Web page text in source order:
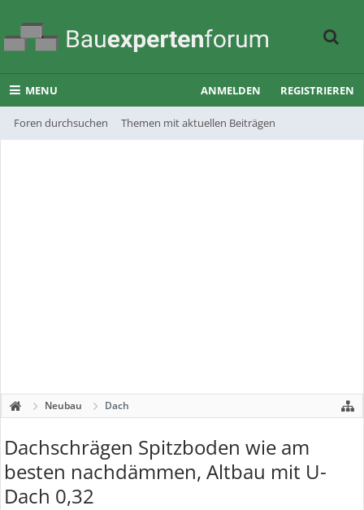
MENU
Foren durchsuchen Themen mit aktuellen Beiträgen
ANMELDEN REGISTRIEREN
Neubau Dach
Dachschrägen Spitzboden wie am
besten nachdämmen, Altbau mit U-
Dach 0,32